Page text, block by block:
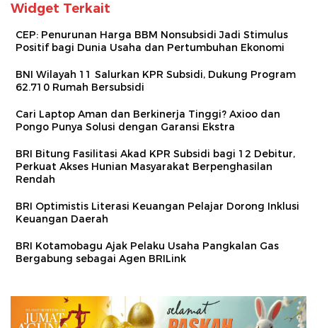
Widget Terkait
CEP: Penurunan Harga BBM Nonsubsidi Jadi Stimulus
Positif bagi Dunia Usaha dan Pertumbuhan Ekonomi
BNI Wilayah 11 Salurkan KPR Subsidi, Dukung Program
62.710 Rumah Bersubsidi
Cari Laptop Aman dan Berkinerja Tinggi? Axioo dan
Pongo Punya Solusi dengan Garansi Ekstra
BRI Bitung Fasilitasi Akad KPR Subsidi bagi 12 Debitur,
Perkuat Akses Hunian Masyarakat Berpenghasilan
Rendah
BRI Optimistis Literasi Keuangan Pelajar Dorong Inklusi
Keuangan Daerah
BRI Kotamobagu Ajak Pelaku Usaha Pangkalan Gas
Bergabung sebagai Agen BRILink